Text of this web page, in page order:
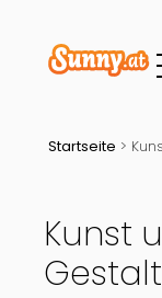
Startseite >
Kunst